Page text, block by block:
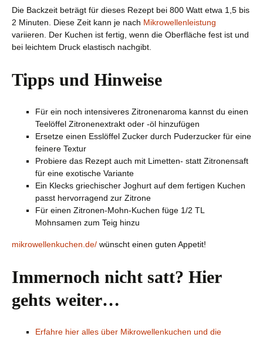
Die Backzeit beträgt für dieses Rezept bei 800 Watt etwa 1,5 bis
2 Minuten. Diese Zeit kann je nach Mikrowellenleistung
variieren. Der Kuchen ist fertig, wenn die Oberfläche fest ist und
bei leichtem Druck elastisch nachgibt.
Tipps und Hinweise
Für ein noch intensiveres Zitronenaroma kannst du einen
Teelöffel Zitronenextrakt oder -öl hinzufügen
Ersetze einen Esslöffel Zucker durch Puderzucker für eine
feinere Textur
Probiere das Rezept auch mit Limetten- statt Zitronensaft
für eine exotische Variante
Ein Klecks griechischer Joghurt auf dem fertigen Kuchen
passt hervorragend zur Zitrone
Für einen Zitronen-Mohn-Kuchen füge 1/2 TL
Mohnsamen zum Teig hinzu
mikrowellenkuchen.de/ wünscht einen guten Appetit!
Immernoch nicht satt? Hier
gehts weiter…
Erfahre hier alles über Mikrowellenkuchen und die